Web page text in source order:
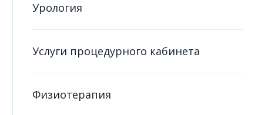
Урология
Услуги процедурного кабинета
Физиотерапия